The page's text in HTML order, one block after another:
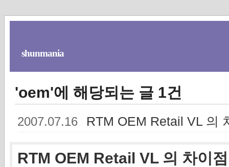
shunmania
'oem'에 해당되는 글 1건
2007.07.16 RTM OEM Retail VL 의
RTM OEM Retail VL 의 차이점